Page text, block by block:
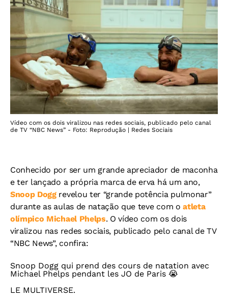
Vídeo com os dois viralizou nas redes sociais, publicado pelo canal
de TV “NBC News” - Foto: Reprodução | Redes Sociais
Conhecido por ser um grande apreciador de maconha
e ter lançado a própria marca de erva há um ano,
Snoop Doggrevelou ter “grande potência pulmonar”
durante as aulas de natação que teve com oatleta
olímpico Michael Phelps. O vídeo com os dois
viralizou nas redes sociais, publicado pelo canal de TV
“NBC News”, confira:
Snoop Dogg qui prend des cours de natation avec
Michael Phelps pendant les JO de Paris 😭
LE MULTIVERSE.